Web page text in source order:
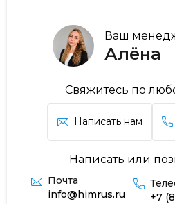
Ваш
Алёна
Свяжитесь по
Написать нам
Написать или
Почта
info@himrus.ru
+7